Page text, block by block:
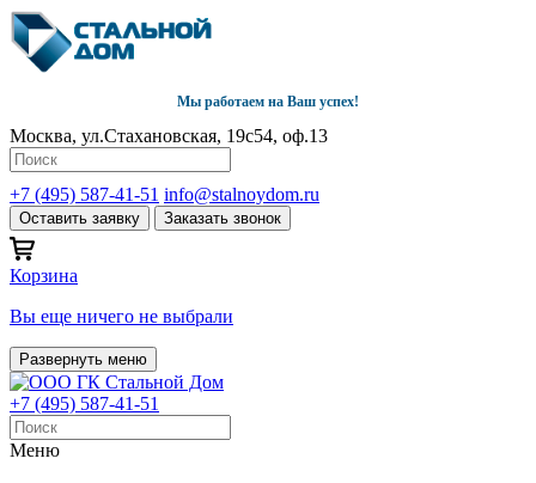
Мы работаем на Ваш успех!
Москва, ул.Стахановская, 19с54, оф.13
+7 (495) 587-41-51 info@stalnoydom.ru
Оставить заявку Заказать звонок
Корзина
Вы еще ничего не выбрали
Развернуть меню
+7 (495) 587-41-51
Меню